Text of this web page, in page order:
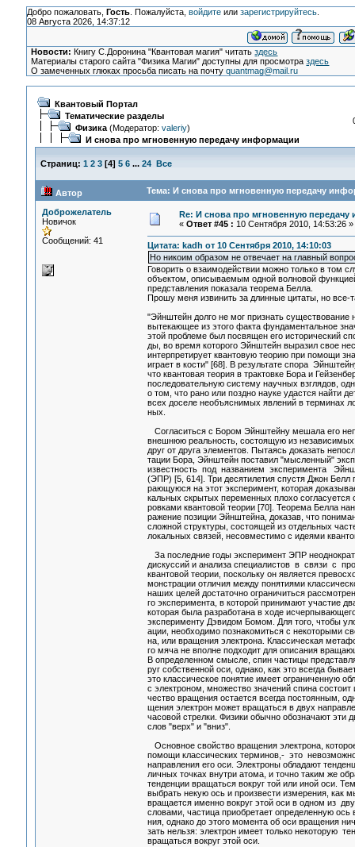
Добро пожаловать, Гость. Пожалуйста, войдитеили зарегистрируйтесь.
08 Августа 2026, 14:37:12
Новости: Книгу С.Доронина "Квантовая магия" читатьздесь
Материалы старого сайта "Физика Магии" доступны для просмотраздесь
О замеченных глюках просьба писать на почтуquantmag@mail.ru
Квантовый Портал
Тематические разделы
Физика(Модератор: valeriy)
И снова про мгновенную передачу информации
Страниц: 1 2 3[4] 5 6 ... 24 Все
Автор Тема: И снова про мгновенную передачу
Доброжелатель
Новичок
Сообщений: 41
Re: И снова про мгновенную
« Ответ #45 : 10 Сентября 2010, 14:53:26 »
Цитата: kadh от 10 Сентября 2010, 14:10:03
Но никоим образом не отвечает на главный
Говорить о взаимодействии можно только в том
объектом, описываемым одной волновой
представления показала теорема Белла.
Прошу меня извинить за длинные цитаты, но все-
"Эйнштейн долго не мог признать существование
вытекающее из этого факта фундаментальное
этой проблеме был посвящен его исторический
ды, во время которого Эйнштейн выразил свое
интерпретирует квантовую теорию при помощи
играет в кости" [68]. В результате спора
что квантовая теория в трактовке Бора и
последовательную систему научных взглядов,
о том, что рано или поздно науке удастся найти
всех доселе необъяснимых явлений в терминах
ных.
Согласиться с Бором Эйнштейну мешала его
внешнюю реальность, состоящую из
друг от друга элементов. Пытаясь доказать
тации Бора, Эйнштейн поставил "мысленный"
известность под названием эксперимента
(ЭПР) [5, 614]. Три десятилетия спустя Джон Белл
рающуюся на этот эксперимент, которая
кальных скрытых переменных плохо согласуется
ровками квантовой теории [70]. Теорема Белла
ражение позиции Эйнштейна, доказав, что
сложной структуры, состоящей из отдельных
локальных связей, несовместимо с идеями
За последние годы эксперимент ЭПР
дискуссий и анализа специалистов в связи с
квантовой теории, поскольку он является
монстрации отличия между понятиями
наших целей достаточно ограничиться
го эксперимента, в которой принимают участие
которая была разработана в ходе
эксперименту Дэвидом Бомом. Для того, чтобы
ации, необходимо познакомиться с некоторыми
на, или вращения электрона. Классическая
го мяча не вполне подходит для описания
В определенном смысле, спин частицы
руг собственной оси, однако, как это всегда
это классическое понятие имеет ограниченную
с электроном, множество значений спина состоит
чество вращения остается всегда постоянным,
щения электрон может вращаться в двух
часовой стрелки. Физики обычно обозначают
слов "верх" и "вниз".
Основное свойство вращения электрона,
помощи классических терминов,- это
направления его оси. Электроны обладают
личных точках внутри атома, и точно таким же
тенденции вращаться вокруг той или иной оси.
выбрать некую ось и произвести измерения, как
вращается именно вокруг этой оси в одном из
словами, частица приобретает определенную
ния, однако до этого момента об оси вращения
зать нельзя: электрон имеет только некоторую
вращаться вокруг этой оси.